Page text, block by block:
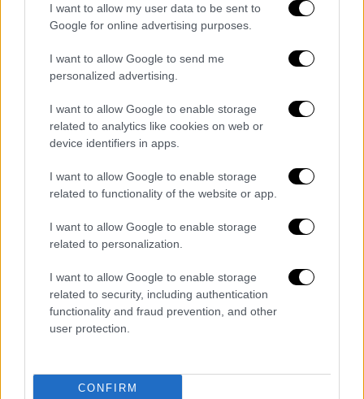
I want to allow my user data to be sent to
Google for online advertising purposes.
I want to allow Google to send me
personalized advertising.
I want to allow Google to enable storage
related to analytics like cookies on web or
device identifiers in apps.
I want to allow Google to enable storage
related to functionality of the website or app.
I want to allow Google to enable storage
related to personalization.
I want to allow Google to enable storage
related to security, including authentication
functionality and fraud prevention, and other
user protection.
CONFIRM
βρέφος– σύμφωνα με την πρώτη εικόνα
– κατέληξε από παθολογικά αίτια.
Για το συμβάν – όπως γίνεται σε κάθε
ΕΛ.ΑΣ., ενώ την προανάκριση διενεργεί το
Α.Τ. Τυρνάβου,
Τα σχολιά σας δημοσιεύονται άμεσα με δική σας ευθύνη. Το
διαγράφονται